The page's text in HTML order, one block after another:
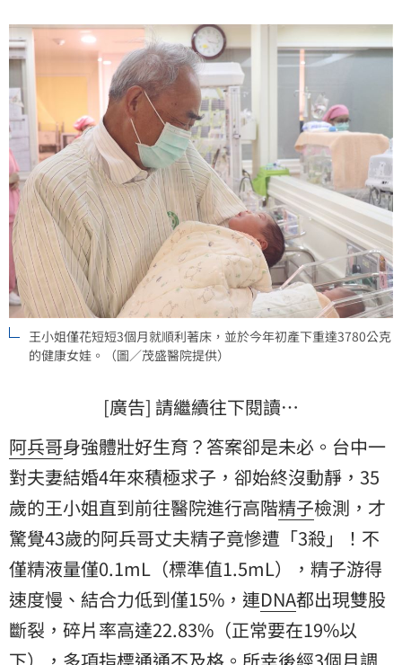
讓夫妻倆一舉成功產女。（記者：簡浩正）
王小姐僅花短短3個月就順利著床，並於今年初產下重達3780公克
的健康女娃。（圖／茂盛醫院提供）
[廣告] 請繼續往下閱讀…
阿兵哥身強體壯好生育？答案卻是未必。台中一
對夫妻結婚4年來積極求子，卻始終沒動靜，35
歲的王小姐直到前往醫院進行高階精子檢測，才
驚覺43歲的阿兵哥丈夫精子竟慘遭「3殺」！不
僅精液量僅0.1mL（標準值1.5mL），精子游得
速度慢、結合力低到僅15%，連DNA都出現雙股
斷裂，碎片率高達22.83%（正常要在19%以